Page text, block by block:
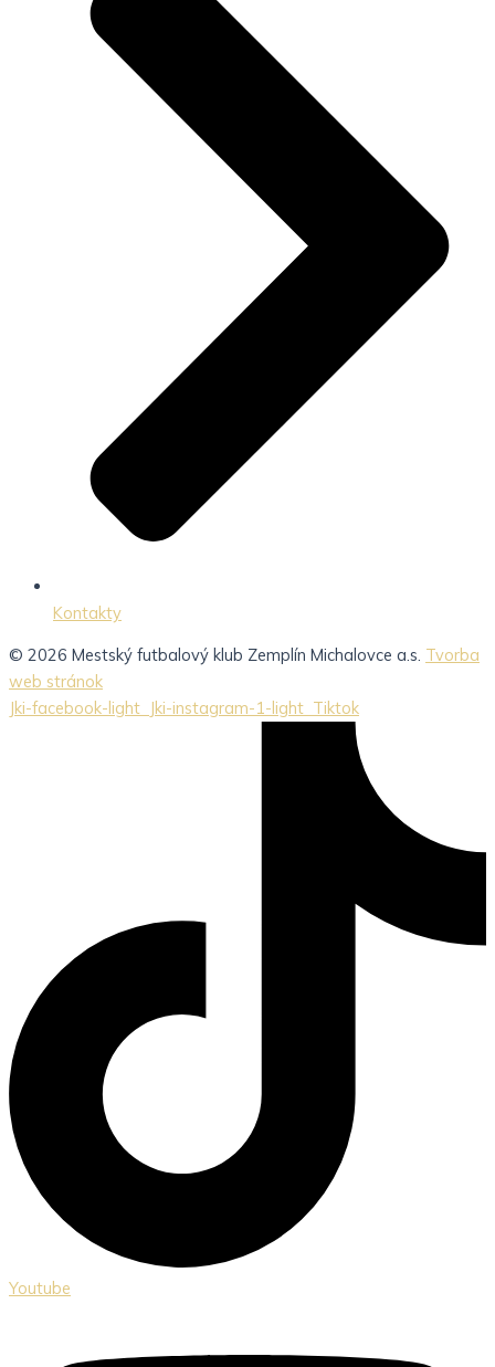
Kontakty
© 2026 Mestský futbalový klub Zemplín Michalovce a.s. Tvorba
web stránok
Jki-facebook-light Jki-instagram-1-light Tiktok
Youtube